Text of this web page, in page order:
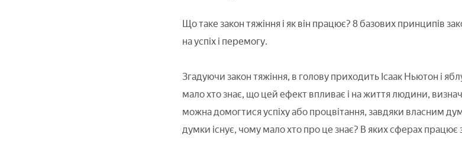
Що таке закон тяжіння і як він працює? 8 базових принципів
на успіх і перемогу.
Згадуючи закон тяжіння, в голову приходить Ісаак Ньютон і
мало хто знає, що цей ефект впливає і на життя людини,
можна домогтися успіху або процвітання, завдяки власним
думки існує, чому мало хто про це знає? В яких сферах працює